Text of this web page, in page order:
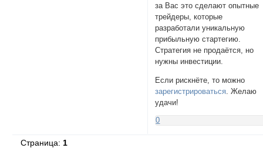
за Вас это сделают опытные
трейдеры, которые
разработали уникальную
прибыльную стартегию.
Стратегия не продаётся, но
нужны инвестиции.
Если рискнёте, то можно
зарегистрироваться. Желаю
удачи!
0
Страница:1